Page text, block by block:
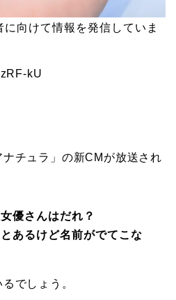
向けて情報を発信していま
kU
チュラ」の新CMが放送され
優さんはだれ？
あるけど名前がでてこな
でしょう。